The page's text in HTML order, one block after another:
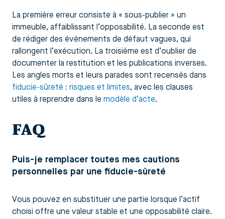
La première erreur consiste à « sous-publier » un
immeuble, affaiblissant l’opposabilité. La seconde est
de rédiger des événements de défaut vagues, qui
rallongent l’exécution. La troisième est d’oublier de
documenter la restitution et les publications inverses.
Les angles morts et leurs parades sont recensés dans
fiducie-sûreté : risques et limites, avec les clauses
utiles à reprendre dans le modèle d’acte.
FAQ
Puis-je remplacer toutes mes cautions
personnelles par une fiducie-sûreté
Vous pouvez en substituer une partie lorsque l’actif
choisi offre une valeur stable et une opposabilité claire.